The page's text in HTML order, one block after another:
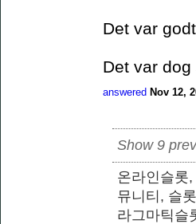
Det var
Det var
answered Nov 12,
Show 9
온라인슬롯
뮤니티, 슬
라그